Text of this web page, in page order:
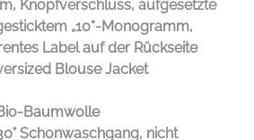
Knopfverschluss, aufgesetzte
„10“-Monogramm,
Label auf der Rückseite
Blouse Jacket
Baumwolle
Schonwaschgang, nicht